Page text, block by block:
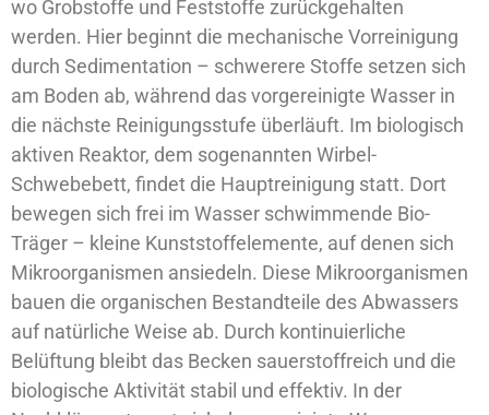
wo Grobstoffe und Feststoffe zurückgehalten
werden. Hier beginnt die mechanische Vorreinigung
durch Sedimentation – schwerere Stoffe setzen sich
am Boden ab, während das vorgereinigte Wasser in
die nächste Reinigungsstufe überläuft. Im biologisch
aktiven Reaktor, dem sogenannten Wirbel-
Schwebebett, findet die Hauptreinigung statt. Dort
bewegen sich frei im Wasser schwimmende Bio-
Träger – kleine Kunststoffelemente, auf denen sich
Mikroorganismen ansiedeln. Diese Mikroorganismen
bauen die organischen Bestandteile des Abwassers
auf natürliche Weise ab. Durch kontinuierliche
Belüftung bleibt das Becken sauerstoffreich und die
biologische Aktivität stabil und effektiv. In der